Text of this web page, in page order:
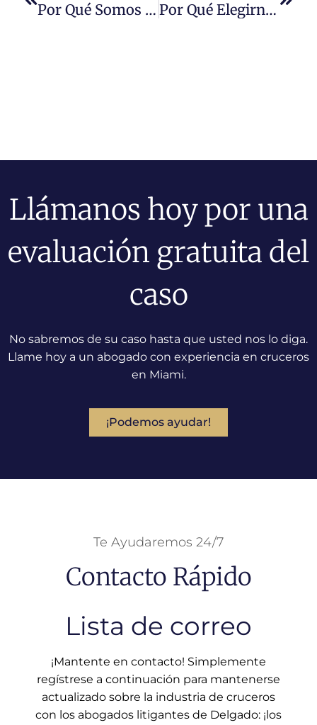
Por Qué Somos Diferentes Por Qué Elegirnos
Llámanos hoy por una
evaluación gratuita del
caso
No sabremos de su caso hasta que usted nos lo diga.
Llame hoy a un abogado con experiencia en cruceros
en Miami.
¡Podemos ayudar!
Te Ayudaremos 24/7
Contacto Rápido
Lista de correo
¡Mantente en contacto! Simplemente
regístrese a continuación para mantenerse
actualizado sobre la industria de cruceros
con los abogados litigantes de Delgado: ¡los